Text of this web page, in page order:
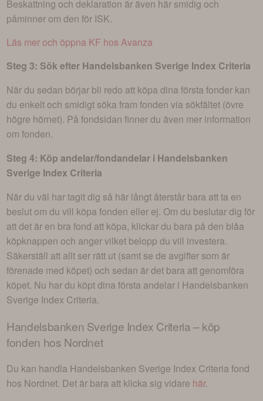
Beskattning och deklaration är även här smidig och
påminner om den för ISK.
Läs mer och öppna KF hos Avanza
Steg 3: Sök efter Handelsbanken Sverige Index Criteria
När du sedan börjar bli redo att köpa dina första fonder kan
du enkelt och smidigt söka fram fonden via sökfältet (övre
högre hörnet). På fondsidan finner du även mer information
om fonden.
Steg 4: Köp andelar/fondandelar i Handelsbanken
Sverige Index Criteria
När du väl har tagit dig så här långt återstår bara att ta en
beslut om du vill köpa fonden eller ej. Om du beslutar dig för
att det är en bra fond att köpa, klickar du bara på den blåa
köpknappen och anger vilket belopp du vill investera.
Säkerställ att allt ser rätt ut (samt se de avgifter som är
förenade med köpet) och sedan är det bara att genomföra
köpet. Nu har du köpt dina första andelar i Handelsbanken
Sverige Index Criteria.
Handelsbanken Sverige Index Criteria– köp
fonden hos Nordnet
Du kan handla Handelsbanken Sverige Index Criteriafond
hos Nordnet. Det är bara att klicka sig vidare här.